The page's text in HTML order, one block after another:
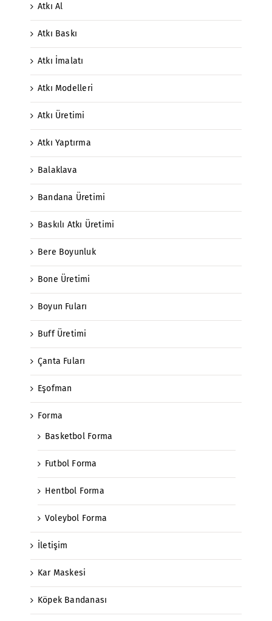
Atkı Al
Atkı Baskı
Atkı İmalatı
Atkı Modelleri
Atkı Üretimi
Atkı Yaptırma
Balaklava
Bandana Üretimi
Baskılı Atkı Üretimi
Bere Boyunluk
Bone Üretimi
Boyun Fuları
Buff Üretimi
Çanta Fuları
Eşofman
Forma
Basketbol Forma
Futbol Forma
Hentbol Forma
Voleybol Forma
İletişim
Kar Maskesi
Köpek Bandanası